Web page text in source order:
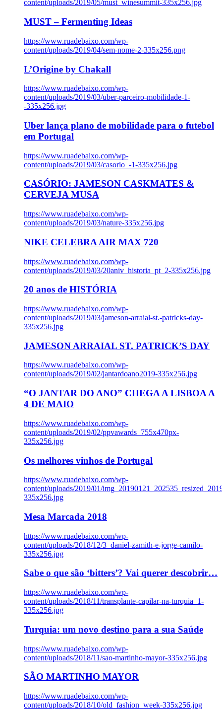
content/uploads/2019/05/must_winesummit-335x256.jpg
MUST – Fermenting Ideas
https://www.ruadebaixo.com/wp-
content/uploads/2019/04/sem-nome-2-335x256.png
L’Origine by Chakall
https://www.ruadebaixo.com/wp-
content/uploads/2019/03/uber-parceiro-mobilidade-1-
-335x256.jpg
Uber lança plano de mobilidade para o futebol
em Portugal
https://www.ruadebaixo.com/wp-
content/uploads/2019/03/casorio_-1-335x256.jpg
CASÓRIO: JAMESON CASKMATES &
CERVEJA MUSA
https://www.ruadebaixo.com/wp-
content/uploads/2019/03/nature-335x256.jpg
NIKE CELEBRA AIR MAX 720
https://www.ruadebaixo.com/wp-
content/uploads/2019/03/20aniv_historia_pt_2-335x256.jpg
20 anos de HISTÓRIA
https://www.ruadebaixo.com/wp-
content/uploads/2019/03/jameson-arraial-st.-patricks-day-
335x256.jpg
JAMESON ARRAIAL ST. PATRICK’S DAY
https://www.ruadebaixo.com/wp-
content/uploads/2019/02/jantardoano2019-335x256.jpg
“O JANTAR DO ANO” CHEGA A LISBOA A
4 DE MAIO
https://www.ruadebaixo.com/wp-
content/uploads/2019/02/ppvawards_755x470px-
335x256.jpg
Os melhores vinhos de Portugal
https://www.ruadebaixo.com/wp-
content/uploads/2019/01/
335x256.jpg
Mesa Marcada 2018
https://www.ruadebaixo.com/wp-
content/uploads/2018/12/3_daniel-zamith-e-jorge-camilo-
335x256.jpg
Sabe o que são ‘bitters’? Vai querer descobrir…
https://www.ruadebaixo.com/wp-
content/uploads/2018/11/transplante-capilar-na-turquia_1-
335x256.jpg
Turquia: um novo destino para a sua Saúde
https://www.ruadebaixo.com/wp-
content/uploads/2018/11/sao-martinho-mayor-335x256.jpg
SÃO MARTINHO MAYOR
https://www.ruadebaixo.com/wp-
content/uploads/2018/10/old_fashion_week-335x256.jpg